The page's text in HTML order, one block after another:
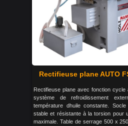
Rectifieuse plane AUTO
Rectifieuse plane avec fonction cycle
système de refroidissement
température dhuile constante.
stable et résistante à la torsion pour
maximale. Table de serrage 500 x